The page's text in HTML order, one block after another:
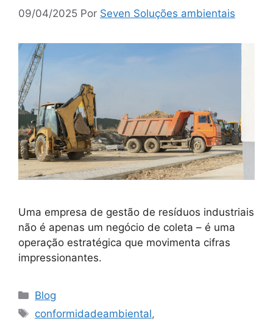
09/04/2025 Por Seven Soluções ambientais
Uma empresa de gestão de resíduos industriais
não é apenas um negócio de coleta – é uma
operação estratégica que movimenta cifras
impressionantes.
Blog
conformidadeambiental,